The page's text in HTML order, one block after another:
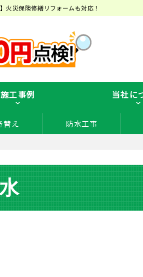
火災保険修繕リフォームも対応！
施工事例 当社に
替え 防水工事